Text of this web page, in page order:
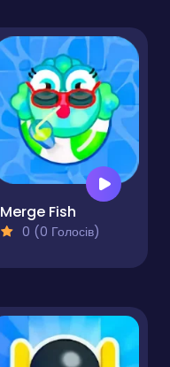
Merge Fish
0 (0 Голосів)